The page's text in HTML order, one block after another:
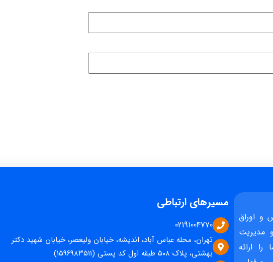
و اوراق
مدیریت
را ارائه
مسیرهای ارتباطی
02191004770
تهران، محله عباس آباد، اندیشه، خیابان ولیعصر، خیابان شهید دکتر
بهشتی، پلاک ۵۰۸ طبقه اول کد پستی (۱۵۹۶۹۸۳۵۱۱)